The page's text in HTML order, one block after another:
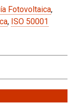
Fotovoltaica,
, ISO 50001